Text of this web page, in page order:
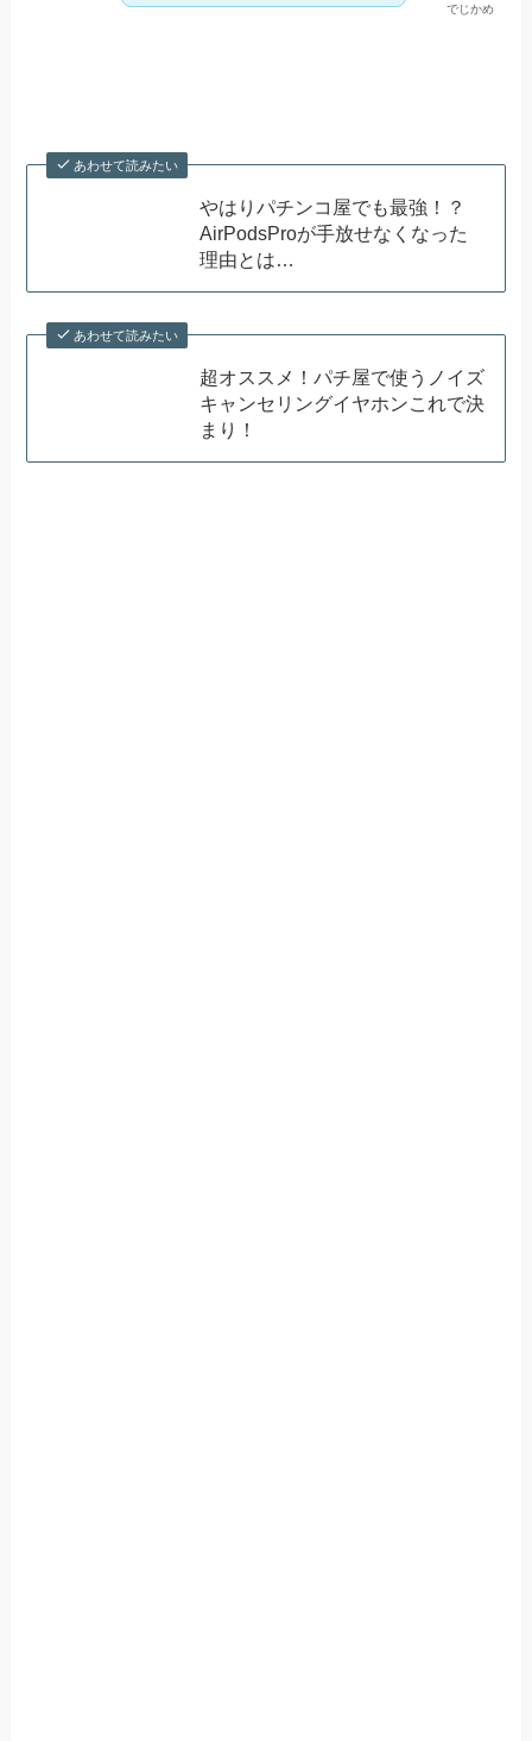
でじかめ
あわせて読みたい
やはりパチンコ屋でも最強！？
AirPodsProが手放せなくなった
理由とは…
あわせて読みたい
超オススメ！パチ屋で使うノイズ
キャンセリングイヤホンこれで決
まり！